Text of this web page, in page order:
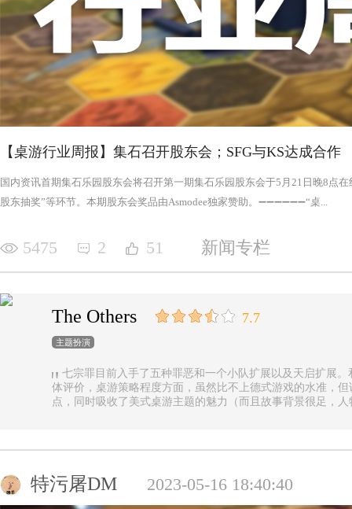
【桌游行业周报】集石召开股东会；SFG与KS达成合作
国内资讯首期集石乐园股东会将召开第一期集石乐园股东会于5月21日晚8点
股东抽奖”等环节。本期股东会奖品由Asmodee独家赞助。➖➖➖➖➖➖“桌...
5475 2 51 新闻专栏
The Others 7.7
主题扮演
七宗罪目前入手了五种罪恶和一个小队扩展以及天启扩展
体评价，桌游策略程度方面，虽然比不上德式游戏的水准，
点，同时吸收了美式桌游主题的魅力（而且故事背景很足，
事推进，化身降临，如若不慎，充满力量的化身必将索去英
罪恶中最有气势的，很不错，而作为拓展中的天启和天启四
特污屠DM 2023-05-16 18:40:40